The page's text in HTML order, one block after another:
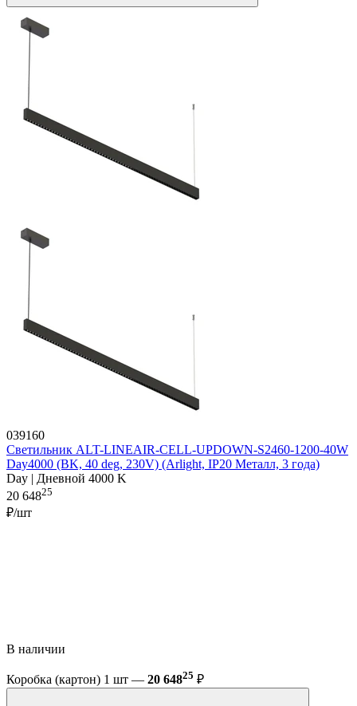
039160
Светильник ALT-LINEAIR-CELL-UPDOWN-S2460-1200-40W
Day4000 (BK, 40 deg, 230V) (Arlight, IP20 Металл, 3 года)
Day | Дневной 4000 K
20 64825
₽/шт
В наличии
Коробка (картон) 1 шт — 20 64825 ₽